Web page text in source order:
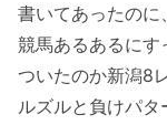
書いてあったのに
競馬あるあるに
ついたのか新潟8
ルズルと負けパ